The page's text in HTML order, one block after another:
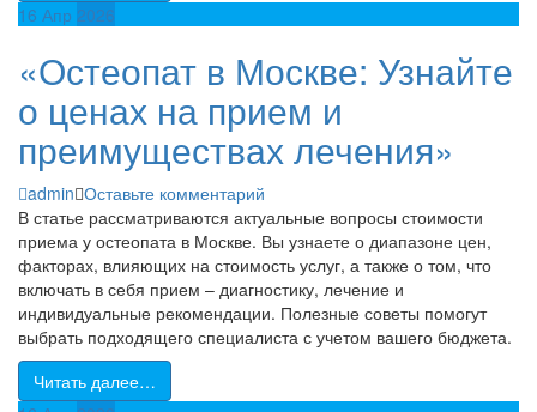
16 Апр 2026
«Остеопат в Москве: Узнайте
о ценах на прием и
преимуществах лечения»
admin Оставьте комментарий
В статье рассматриваются актуальные вопросы стоимости
приема у остеопата в Москве. Вы узнаете о диапазоне цен,
факторах, влияющих на стоимость услуг, а также о том, что
включать в себя прием – диагностику, лечение и
индивидуальные рекомендации. Полезные советы помогут
выбрать подходящего специалиста с учетом вашего бюджета.
Читать далее…